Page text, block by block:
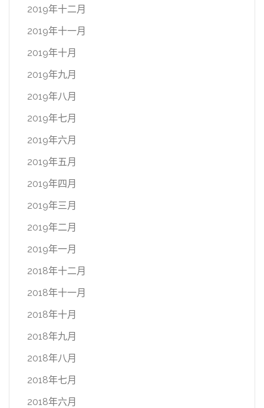
2019年十二月
2019年十一月
2019年十月
2019年九月
2019年八月
2019年七月
2019年六月
2019年五月
2019年四月
2019年三月
2019年二月
2019年一月
2018年十二月
2018年十一月
2018年十月
2018年九月
2018年八月
2018年七月
2018年六月